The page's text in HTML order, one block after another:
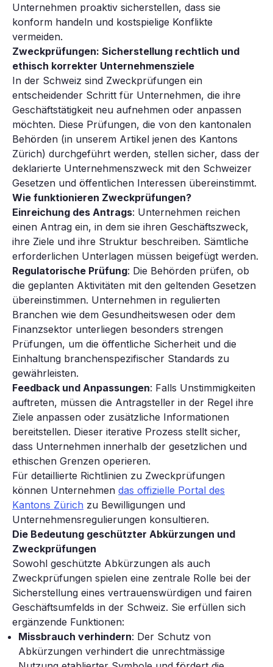
Unternehmen proaktiv sicherstellen, dass sie
konform handeln und kostspielige Konflikte
vermeiden.
Zweckprüfungen: Sicherstellung rechtlich und
ethisch korrekter Unternehmensziele
In der Schweiz sind Zweckprüfungen ein
entscheidender Schritt für Unternehmen, die ihre
Geschäftstätigkeit neu aufnehmen oder anpassen
möchten. Diese Prüfungen, die von den kantonalen
Behörden (in unserem Artikel jenen des Kantons
Zürich) durchgeführt werden, stellen sicher, dass der
deklarierte Unternehmenszweck mit den Schweizer
Gesetzen und öffentlichen Interessen übereinstimmt.
Wie funktionieren Zweckprüfungen?
Einreichung des Antrags: Unternehmen reichen
einen Antrag ein, in dem sie ihren Geschäftszweck,
ihre Ziele und ihre Struktur beschreiben. Sämtliche
erforderlichen Unterlagen müssen beigefügt werden.
Regulatorische Prüfung: Die Behörden prüfen, ob
die geplanten Aktivitäten mit den geltenden Gesetzen
übereinstimmen. Unternehmen in regulierten
Branchen wie dem Gesundheitswesen oder dem
Finanzsektor unterliegen besonders strengen
Prüfungen, um die öffentliche Sicherheit und die
Einhaltung branchenspezifischer Standards zu
gewährleisten.
Feedback und Anpassungen: Falls Unstimmigkeiten
auftreten, müssen die Antragsteller in der Regel ihre
Ziele anpassen oder zusätzliche Informationen
bereitstellen. Dieser iterative Prozess stellt sicher,
dass Unternehmen innerhalb der gesetzlichen und
ethischen Grenzen operieren.
Für detaillierte Richtlinien zu Zweckprüfungen
können Unternehmen das offizielle Portal des
Kantons Zürich zu Bewilligungen und
Unternehmensregulierungen konsultieren.
Die Bedeutung geschützter Abkürzungen und
Zweckprüfungen
Sowohl geschützte Abkürzungen als auch
Zweckprüfungen spielen eine zentrale Rolle bei der
Sicherstellung eines vertrauenswürdigen und fairen
Geschäftsumfelds in der Schweiz. Sie erfüllen sich
ergänzende Funktionen:
Missbrauch verhindern: Der Schutz von
Abkürzungen verhindert die unrechtmässige